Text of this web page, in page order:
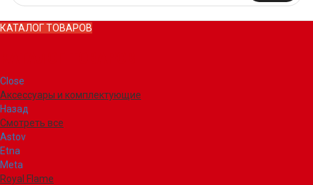
КАТАЛОГ ТОВАРОВ
Close
Аксессуары и комплектующие
Назад
Смотреть все
Astov
Etna
Meta
Royal Flame